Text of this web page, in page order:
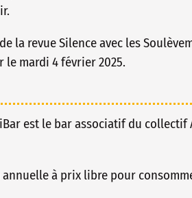
la revue Silence avec les
le mardi 4 février 2025.
est le bar associatif du
à prix libre pour